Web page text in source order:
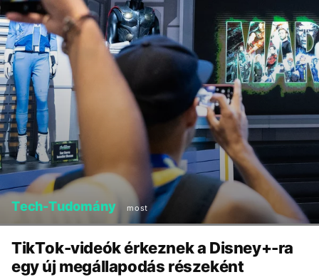
Tech-Tudomány most
TikTok-videók érkeznek a Disney+-ra
egy új megállapodás részeként